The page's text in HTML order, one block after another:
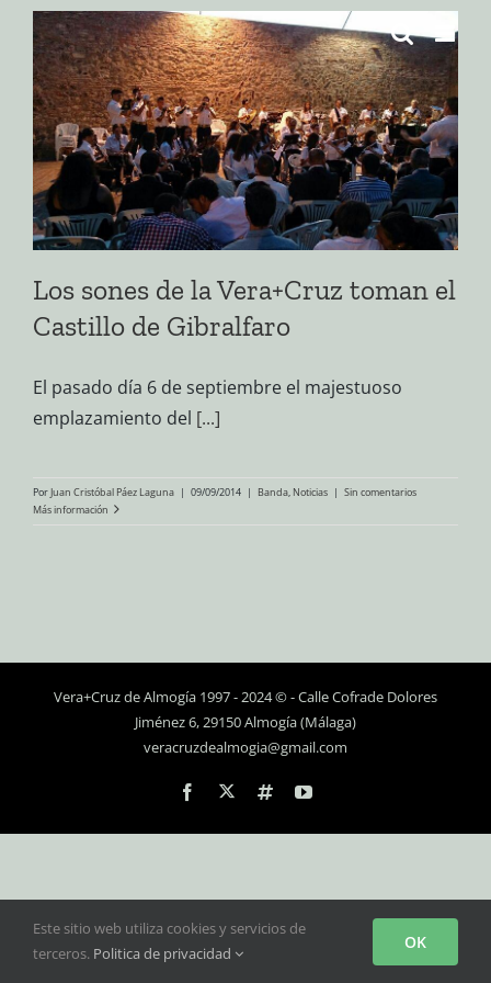
Saltar
contenido
Los sones de la Vera+Cruz toman el
Castillo de Gibralfaro
El pasado día 6 de septiembre el majestuoso
emplazamiento del [...]
PorJuan Cristóbal Páez Laguna | 09/09/2014 | Banda, Noticias | Sin comentarios
Más información
Vera+Cruz de Almogía 1997 - 2024 © - Calle Cofrade Dolores
Jiménez 6, 29150 Almogía (Málaga)
veracruzdealmogia@gmail.com
FacebookPersonalizado
InstagramYouTube
Este sitio web utiliza cookies y servicios de
terceros. Politica de privacidad
OK